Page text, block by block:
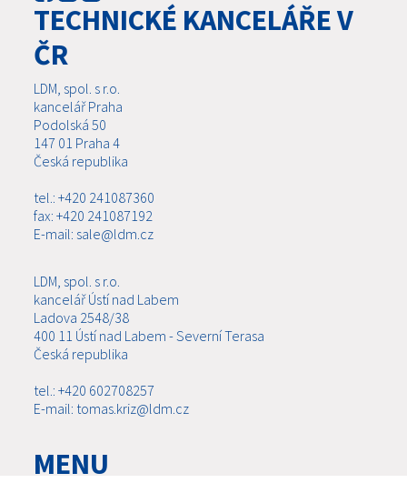
TECHNICKÉ KANCELÁŘE V
ČR
LDM, spol. s r.o.
kancelář Praha
Podolská 50
147 01 Praha 4
Česká republika
tel.: +420 241087360
fax: +420 241087192
E-mail: sale@ldm.cz
LDM, spol. s r.o.
kancelář Ústí nad Labem
Ladova 2548/38
400 11 Ústí nad Labem - Severní Terasa
Česká republika
tel.: +420 602708257
E-mail: tomas.kriz@ldm.cz
MENU